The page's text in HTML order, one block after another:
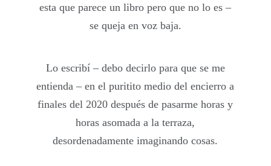
esta que parece un libro pero que no lo es –
se queja en voz baja.
Lo escribí – debo decirlo para que se me
entienda – en el puritito medio del encierro a
finales del 2020 después de pasarme horas y
horas asomada a la terraza,
desordenadamente imaginando cosas.